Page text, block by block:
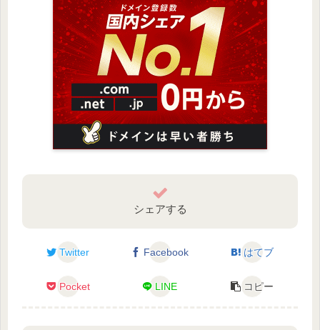
シェアする
Twitter Facebook はてブ
Pocket LINE コピー